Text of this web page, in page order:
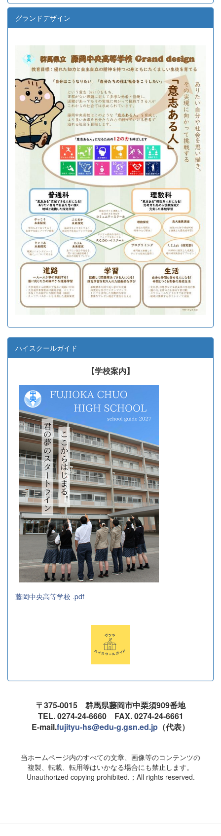
グランドデザイン
ハイスクールガイド
【学校案内】
藤岡中央高等学校 .pdf
〒375-0015 群馬県藤岡市中栗須909番地
TEL. 0274-24-6660 FAX. 0274-24-6661
E-mail.fujityu-hs@edu-g.gsn.ed.jp （代表）
当ホームページ内のすべての文章、画像等のコンテンツの
複製、転載、転用等はいかなる場合にも禁止します。
Unauthorized copying prohibited.；All rights reserved.